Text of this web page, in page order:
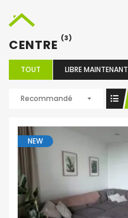
CENTRE (3)
TOUT LIBRE MAINTENANT
Recommandé
NEW